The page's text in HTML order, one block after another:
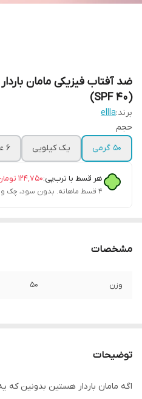
ضد آفتاب فیزیکی مامان
(SPF 40)
برند:ellla
حجم
50 گرمی
یک کیلویی 6 عددی اقتصادی
هر قسط با ترب‌پی:۱۲۴٬۷۵۰
۴ قسط ماهانه. بدون سود، چک و ضامن.
مشخصات
وزن 50
توضیحات
اگه مامان باردار هستین بدونین